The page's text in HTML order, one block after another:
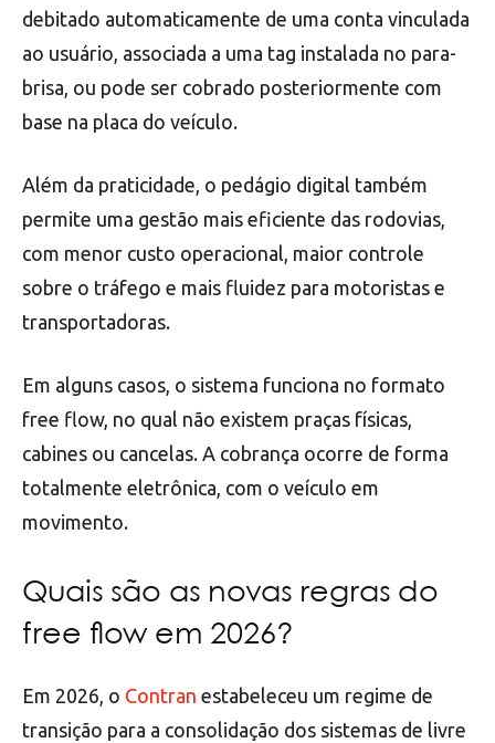
debitado automaticamente de uma conta vinculada
ao usuário, associada a uma tag instalada no para-
brisa, ou pode ser cobrado posteriormente com
base na placa do veículo.
Além da praticidade, o pedágio digital também
permite uma gestão mais eficiente das rodovias,
com menor custo operacional, maior controle
sobre o tráfego e mais fluidez para motoristas e
transportadoras.
Em alguns casos, o sistema funciona no formato
free flow, no qual não existem praças físicas,
cabines ou cancelas. A cobrança ocorre de forma
totalmente eletrônica, com o veículo em
movimento.
Quais são as novas regras do
free flow em 2026?
Em 2026, o Contran estabeleceu um regime de
transição para a consolidação dos sistemas de livre